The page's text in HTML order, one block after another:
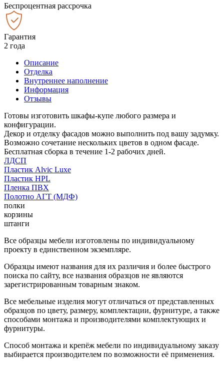
Беспроцентная рассрочка
Гарантия
2 года
Описание
Отделка
Внутреннее наполнение
Информация
Отзывы
Готовы изготовить шкафы-купе любого размера и
конфигурации.
Декор и отделку фасадов можно выполнить под вашу задумку.
Возможно сочетание нескольких цветов в одном фасаде.
Бесплатная сборка в течение 1-2 рабочих дней.
ЛДСП
Пластик Alvic Luxe
Пластик HPL
Пленка ПВХ
Полотно АГТ (МДФ)
полки
корзины
штанги
Все образцы мебели изготовлены по индивидуальному
проекту в единственном экземпляре.
Образцы имеют названия для их различия и более быстрого
поиска по сайту, все названия образцов не являются
зарегистрированным товарным знаком.
Все мебельные изделия могут отличаться от представленных
образцов по цвету, размеру, комплектации, фурнитуре, а также
способами монтажа и производителями комплектующих и
фурнитуры.
Способ монтажа и крепёж мебели по индивидуальному заказу
выбирается производителем по возможности её применения.